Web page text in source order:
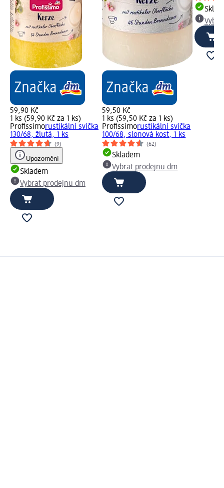
59,90 Kč
1 ks (59,90 Kč za 1 ks)
Profissimorustikální svíčka
130/68, žlutá, 1 ks
(9)
Upozornění
Skladem
Vybrat prodejnu dm
59,50 Kč
1 ks (59,50 Kč za 1 ks)
Profissimorustikální svíčka
100/68, slonová kost, 1 ks
(62)
Skladem
Vybrat prodejnu dm